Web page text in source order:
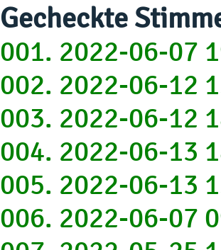
Gecheckte
001. 2022-06-07
002. 2022-06-12
003. 2022-06-12
004. 2022-06-13
005. 2022-06-13
006. 2022-06-07